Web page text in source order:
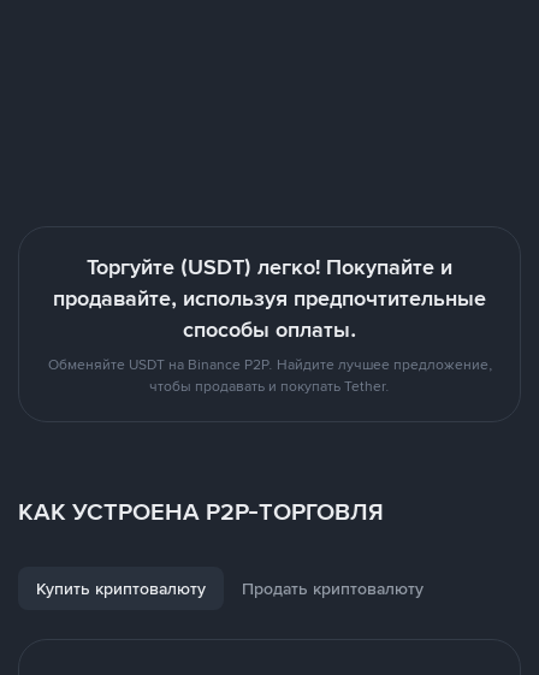
Торгуйте (USDT) легко! Покупайте и
продавайте, используя предпочтительные
способы оплаты.
Обменяйте USDT на Binance P2P. Найдите лучшее предложение,
чтобы продавать и покупать Tether.
КАК УСТРОЕНА P2P-ТОРГОВЛЯ
Купить криптовалюту Продать криптовалюту